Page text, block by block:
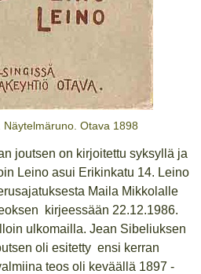
Otava 1898
joutsen on kirjoitettu syksyllä ja
Leino asui Erikinkatu 14. Leino
Maila Mikkolalle
kirjeessään 22.12.1986.
ulkomailla. Jean Sibeliuksen
oli esitetty ensi kerran
teos oli keväällä 1897 -